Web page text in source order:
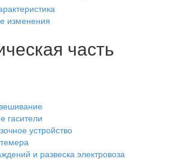
изменения
часть
гасители
устройство
и развеска электровоза